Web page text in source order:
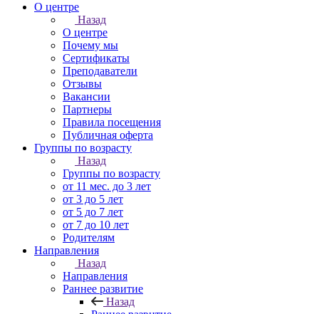
О центре
Назад
О центре
Почему мы
Сертификаты
Преподаватели
Отзывы
Вакансии
Партнеры
Правила посещения
Публичная оферта
Группы по возрасту
Назад
Группы по возрасту
от 11 мес. до 3 лет
от 3 до 5 лет
от 5 до 7 лет
от 7 до 10 лет
Родителям
Направления
Назад
Направления
Раннее развитие
Назад